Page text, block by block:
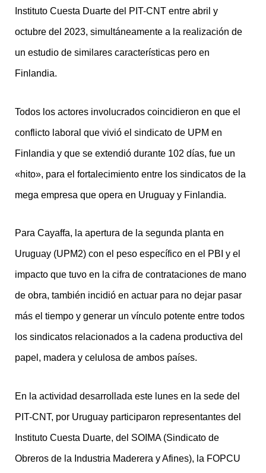
Instituto Cuesta Duarte del PIT-CNT entre abril y
octubre del 2023, simultáneamente a la realización de
un estudio de similares características pero en
Finlandia.
Todos los actores involucrados coincidieron en que el
conflicto laboral que vivió el sindicato de UPM en
Finlandia y que se extendió durante 102 días, fue un
«hito», para el fortalecimiento entre los sindicatos de la
mega empresa que opera en Uruguay y Finlandia.
Para Cayaffa, la apertura de la segunda planta en
Uruguay (UPM2) con el peso específico en el PBI y el
impacto que tuvo en la cifra de contrataciones de mano
de obra, también incidió en actuar para no dejar pasar
más el tiempo y generar un vínculo potente entre todos
los sindicatos relacionados a la cadena productiva del
papel, madera y celulosa de ambos países.
En la actividad desarrollada este lunes en la sede del
PIT-CNT, por Uruguay participaron representantes del
Instituto Cuesta Duarte, del SOIMA (Sindicato de
Obreros de la Industria Maderera y Afines), la FOPCU